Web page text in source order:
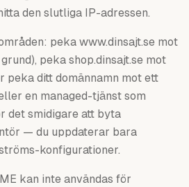
den slutliga IP-adressen.
peka www.dinsajt.se mot
peka shop.dinsajt.se mot
peka ditt domännamn mot ett
en managed-tjänst som
det smidigare att byta
— du uppdaterar bara
konfigurationer.
kan inte användas för